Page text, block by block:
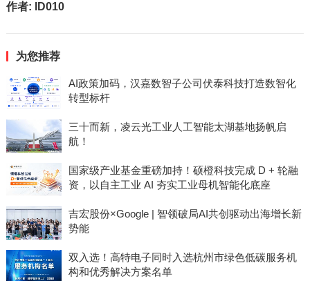
作者: ID010
为您推荐
AI政策加码，汉嘉数智子公司伏泰科技打造数智化
转型标杆
三十而新，凌云光工业人工智能太湖基地扬帆启
航！
国家级产业基金重磅加持！硕橙科技完成 D + 轮融
资，以自主工业 AI 夯实工业母机智能化底座
吉宏股份×Google | 智领破局AI共创驱动出海增长新
势能
双入选！高特电子同时入选杭州市绿色低碳服务机
构和优秀解决方案名单